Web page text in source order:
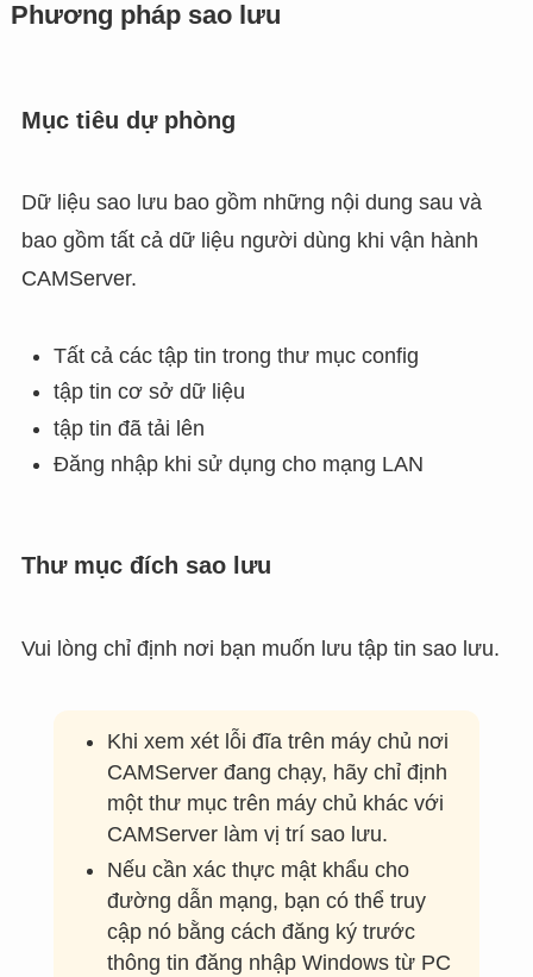
Phương pháp sao lưu
Mục tiêu dự phòng
Dữ liệu sao lưu bao gồm những nội dung sau và
bao gồm tất cả dữ liệu người dùng khi vận hành
CAMServer.
Tất cả các tập tin trong thư mục config
tập tin cơ sở dữ liệu
tập tin đã tải lên
Đăng nhập khi sử dụng cho mạng LAN
Thư mục đích sao lưu
Vui lòng chỉ định nơi bạn muốn lưu tập tin sao lưu.
Khi xem xét lỗi đĩa trên máy chủ nơi
CAMServer đang chạy, hãy chỉ định
một thư mục trên máy chủ khác với
CAMServer làm vị trí sao lưu.
Nếu cần xác thực mật khẩu cho
đường dẫn mạng, bạn có thể truy
cập nó bằng cách đăng ký trước
thông tin đăng nhập Windows từ PC